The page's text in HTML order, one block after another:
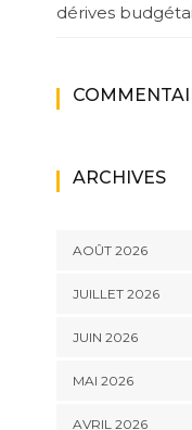
dérives
ARCHIVES
AOÛT 2026
JUILLET 2026
JUIN 2026
MAI 2026
AVRIL 2026